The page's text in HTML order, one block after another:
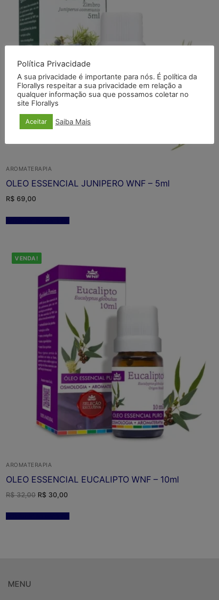
AROMATERAPIA
OLEO ESSENCIAL JUNIPERO WNF – 5ml
R$ 69,00
VENDA!
AROMATERAPIA
OLEO ESSENCIAL EUCALIPTO WNF – 10ml
R$32,00 O
era:
R$ 32,00.
R$ 30,00
é:
R$ 30,00.
MENU
Política Privacidade
A sua privacidade é importante para nós. É política da
Florallys respeitar a sua privacidade em relação a
qualquer informação sua que possamos coletar no
site Florallys
Aceitar Saiba Mais